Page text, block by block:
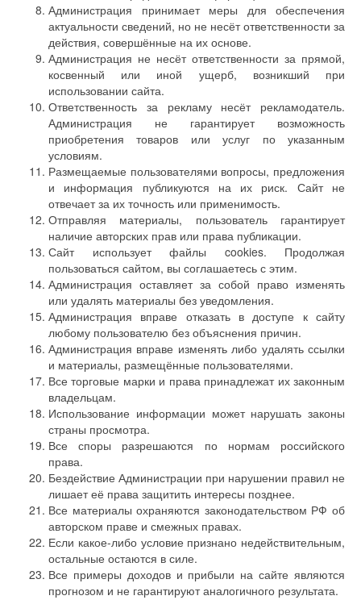
Администрация принимает меры для обеспечения
актуальности сведений, но не несёт ответственности за
действия, совершённые на их основе.
Администрация не несёт ответственности за прямой,
косвенный или иной ущерб, возникший при
использовании сайта.
Ответственность за рекламу несёт рекламодатель.
Администрация не гарантирует возможность
приобретения товаров или услуг по указанным
условиям.
Размещаемые пользователями вопросы, предложения
и информация публикуются на их риск. Сайт не
отвечает за их точность или применимость.
Отправляя материалы, пользователь гарантирует
наличие авторских прав или права публикации.
Сайт использует файлы cookies. Продолжая
пользоваться сайтом, вы соглашаетесь с этим.
Администрация оставляет за собой право изменять
или удалять материалы без уведомления.
Администрация вправе отказать в доступе к сайту
любому пользователю без объяснения причин.
Администрация вправе изменять либо удалять ссылки
и материалы, размещённые пользователями.
Все торговые марки и права принадлежат их законным
владельцам.
Использование информации может нарушать законы
страны просмотра.
Все споры разрешаются по нормам российского
права.
Бездействие Администрации при нарушении правил не
лишает её права защитить интересы позднее.
Все материалы охраняются законодательством РФ об
авторском праве и смежных правах.
Если какое-либо условие признано недействительным,
остальные остаются в силе.
Все примеры доходов и прибыли на сайте являются
прогнозом и не гарантируют аналогичного результата.